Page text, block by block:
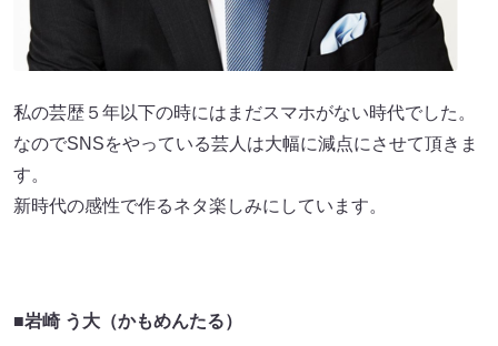
私の芸歴５年以下の時にはまだスマホがない時代でした。
なのでSNSをやっている芸人は大幅に減点にさせて頂きま
す。
新時代の感性で作るネタ楽しみにしています。
■岩崎 う大（かもめんたる）